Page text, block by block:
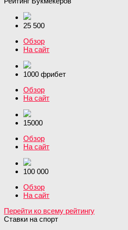
25 500
Обзор
На сайт
1000 фрибет
Обзор
На сайт
15000
Обзор
На сайт
100 000
Обзор
На сайт
Перейти ко всему рейтингу
Ставки на спорт